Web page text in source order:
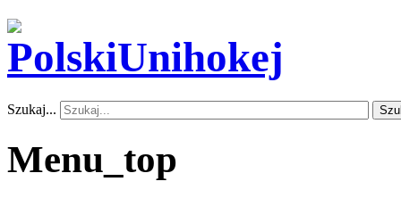
Szukaj...
Menu_top